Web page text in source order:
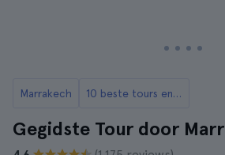
Marrakech 10 beste tours en dagtochten vanuit Marrakech
Gegidste Tour door